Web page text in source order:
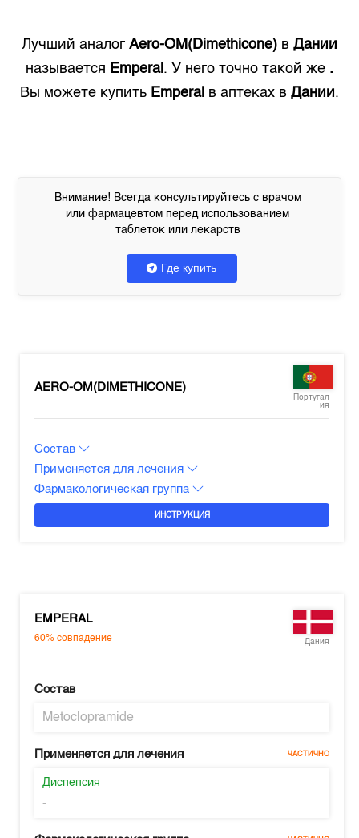
Лучший аналог Aero-OM(Dimethicone) в Дании
называется Emperal . У него точно такой же .
Вы можете купить Emperal в аптеках в Дании.
Внимание! Всегда консультируйтесь с врачом
или фармацевтом перед использованием
таблеток или лекарств
Где купить
AERO-OM(DIMETHICONE)
Португал
ия
Состав
Применяется для лечения
Фармакологическая группа
ИНСТРУКЦИЯ
EMPERAL
60%совпадение Дания
Состав
Metoclopramide
Применяется для лечения ЧАСТИЧНО
Диспепсия
-